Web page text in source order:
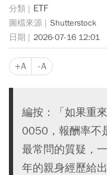
ETF
Shutterstock
2026-07-16 12:01
+A -A
編按：「如果重
0050，報酬率不
最常問的質疑，
年的親身經歷給